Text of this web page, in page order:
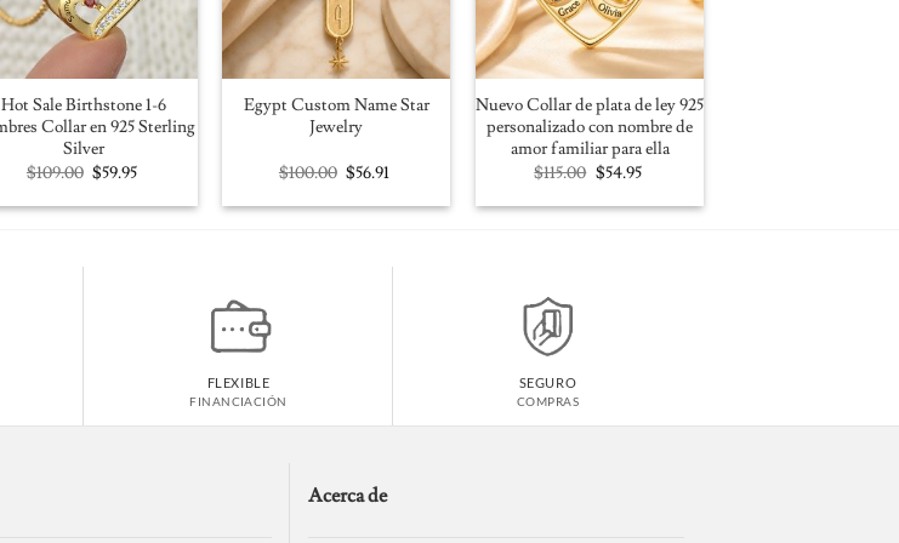
Hot Sale Birthstone 1-6
Collar en 925 Sterling
Silver
$109.00 Original
price
was:
$59.95Current
is:
Egypt Custom Name Star
Jewelry
$100.00 Original
price
was:
$56.91
is:
Nuevo Collar de plata de ley 925
personalizado con nombre de
amor familiar para ella
$115.00 Original
price
was:
$54.95Current
is:
FLEXIBLE
FINANCIACIÓN
SEGURO
COMPRAS
Acerca de